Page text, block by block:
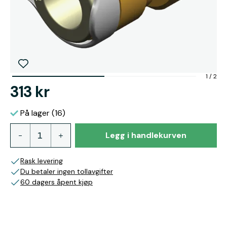
1 /2
313 kr
På lager (16)
Legg i handlekurven
Rask levering
Du betaler ingen tollavgifter
60 dagers åpent kjøp